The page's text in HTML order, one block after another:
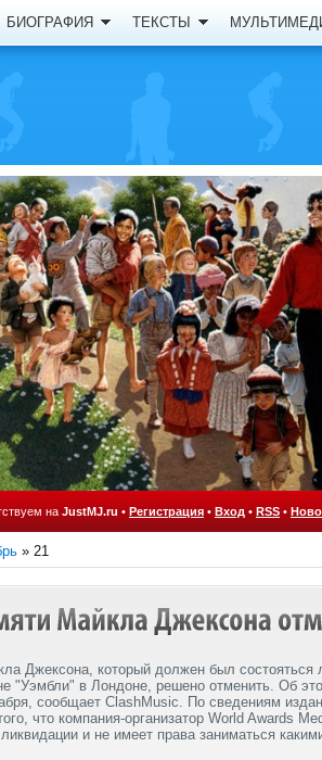
БИОГРАФИЯ ТЕКСТЫ
на JustMJ.ru • Регистрация • Вход • RSS •
» 21
Джексона, который должен был состояться
"Уэмбли" в Лондоне, решено отменить. Об
сообщает ClashMusic. По сведениям
что компания-организатор World Awards
и не имеет права заниматься